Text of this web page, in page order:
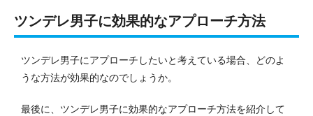
ツンデレ男子に効果的なアプローチ方法
ツンデレ男子にアプローチしたいと考えている場合、どのよ
うな方法が効果的なのでしょうか。
最後に、ツンデレ男子に効果的なアプローチ方法を紹介して